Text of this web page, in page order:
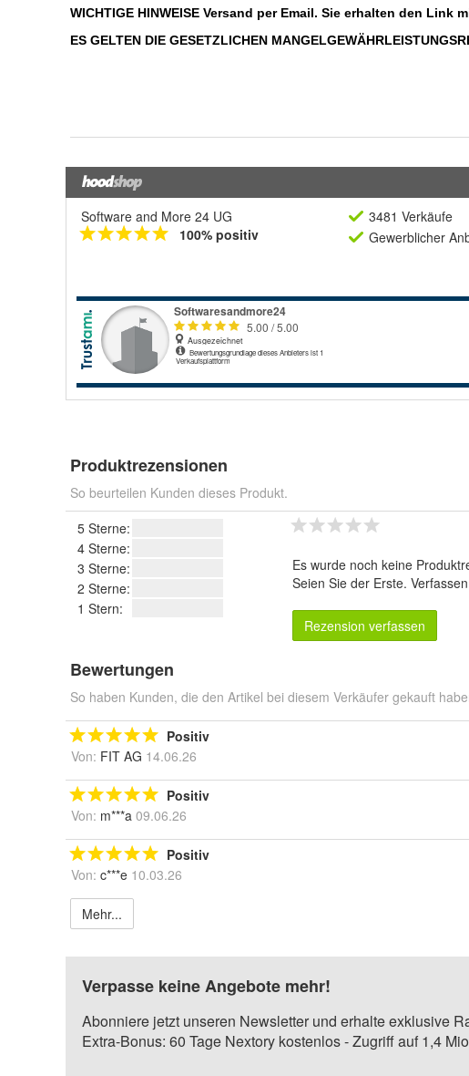
Software and More 24 UG
100% positiv
3481 Verkäufe
Gewerblicher
Produktrezensionen
So beurteilen Kunden dieses Produkt.
5 Sterne:
4 Sterne:
3 Sterne:
2 Sterne:
1 Stern:
Es wurde noch keine
Seien Sie der Erste.
Rezension verfassen
Bewertungen
So haben Kunden, die den Artikel bei diesem Verkäufer gekauft
Positiv
Von: FIT AG 14.06.26
Positiv
Von: m***a 09.06.26
Positiv
Von: c***e 10.03.26
Mehr...
Verpasse keine Angebote mehr!
Abonniere jetzt unseren Newsletter und erhalte exklusive
Extra-Bonus: 60 Tage Nextory kostenlos - Zugriff auf 1,4